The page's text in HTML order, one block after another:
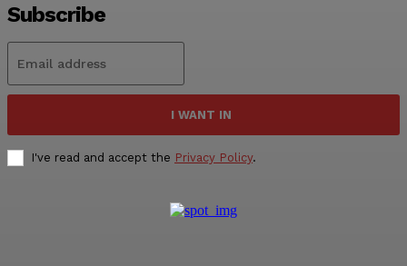
Subscribe
I WANT IN
I've read and accept the Privacy Policy.